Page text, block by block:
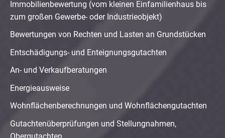
Immobilienbewertung (vom kleinen Einfamilienhaus bis
zum großen Gewerbe- oder Industrieobjekt)
Bewertungen von Rechten und Lasten an Grundstücken
Entschädigungs- und Enteignungsgutachten
An- und Verkaufberatungen
Energieausweise
Wohnflächenberechnungen und Wohnflächengutachten
Gutachtenüberprüfungen und Stellungnahmen,